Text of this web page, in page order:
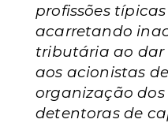
profissões
acarretando
tributária ao
aos acionistas
organização
detentoras de